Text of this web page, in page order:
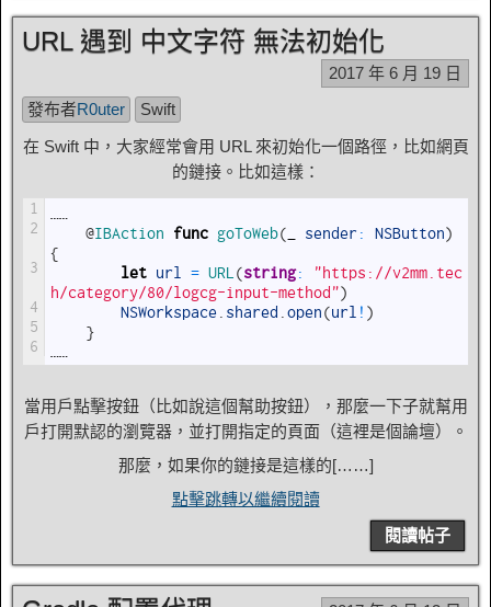
URL 遇到 中文字符 無法初始化
2017 年 6 月 19 日
發布者R0uter
Swift
在 Swift 中，大家經常會用 URL 來初始化一個路徑，比如網頁
的鏈接。比如這樣：
1
2
3
4
5
6
@IBAction func goToWeb( sender: NSButton)
{
let url = URL (string:
"https://v2mm.tec
h/category/80/logcg-input-method")
NSWorkspace shared open(url ! )
}
當用戶點擊按鈕（比如說這個幫助按鈕），那麼一下子就幫用
戶打開默認的瀏覽器，並打開指定的頁面（這裡是個論壇）。
那麼，如果你的鏈接是這樣的[……]
點擊跳轉以繼續閱讀
閱讀帖子